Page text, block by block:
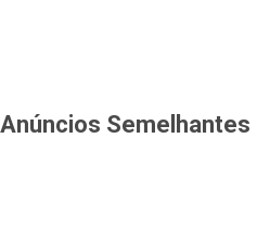
Anúncios Semelhantes